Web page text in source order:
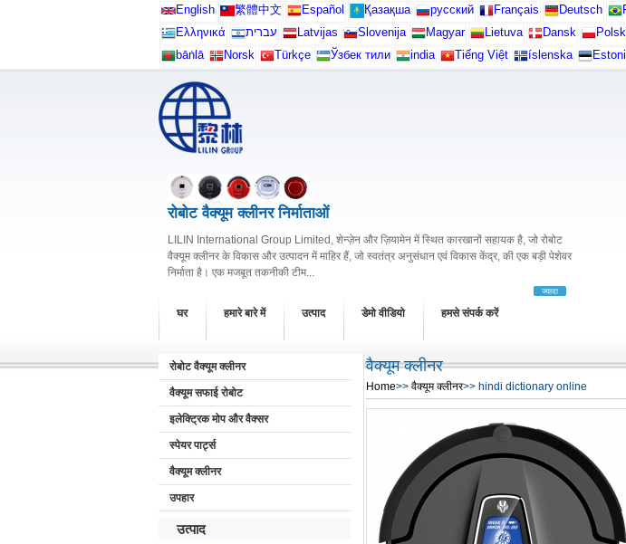
English 繁體中文 Español Қазақша русский Français Deutsch
Ελληνικά
עברית Latvijas Slovenija Magyar Lietuva Dansk
bāṅlā
Norsk Türkçe Ўзбек тили india Tiếng Việt íslenska
रोबोट वैक्यूम क्लीनर निर्माताओं
LILIN International Group Limited, शेन्ज़ेन और ज़ियामेन में स्थित कारखानों सहायक है, जो रोबोट
वैक्यूम क्लीनर के विकास और उत्पादन में माहिर हैं, जो स्वतंत्र अनुसंधान एवं विकास केंद्र, की एक बड़ी पेशेवर
निर्माता है। एक मजबूत तकनीकी टीम...
ज्यादा
घर हमारे बारे में उत्पाद डेमो वीडियो हमसे संपर्क करें
रोबोट वैक्यूम क्लीनर
वैक्यूम सफाई रोबोट
इलेक्ट्रिक मोप और वैक्सर
स्पेयर पार्ट्स
वैक्यूम क्लीनर
उपहार
उत्पाद
वैक्यूम क्लीनर
Home>> वैक्यूम क्लीनर>> hindi dictionary online